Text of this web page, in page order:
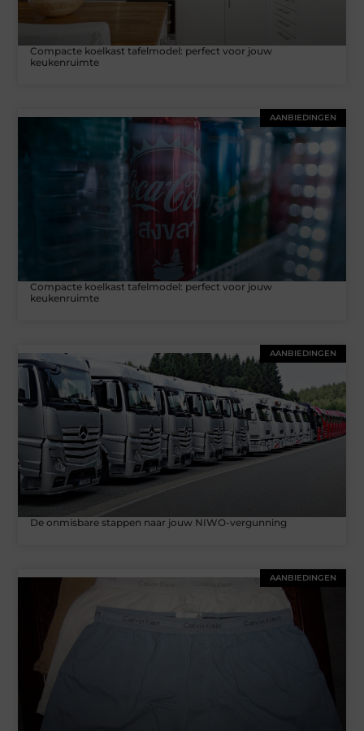
Compacte koelkast tafelmodel: perfect voor jouw
keukenruimte
AANBIEDINGEN
Compacte koelkast tafelmodel: perfect voor jouw
keukenruimte
AANBIEDINGEN
De onmisbare stappen naar jouw NIWO-vergunning
AANBIEDINGEN